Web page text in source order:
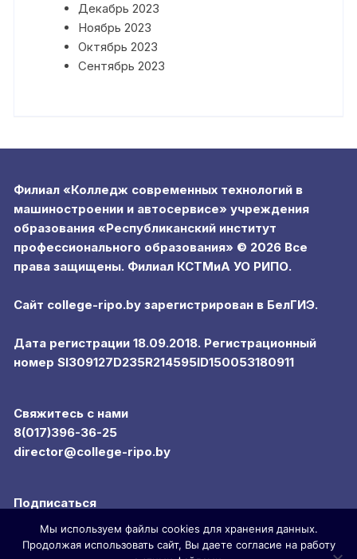
Декабрь 2023
Ноябрь 2023
Октябрь 2023
Сентябрь 2023
Филиал «Колледж современных технологий в
машиностроении и автосервисе» учреждения
образования «Республиканский институт
профессионального образования» © 2026 Все
права защищены. Филиал КСТМиА УО РИПО.
Сайт college-ripo.by зарегистрирован в БелГИЭ.
Дата регистрации 18.09.2018. Регистрационный
номер SI309127D235R214595ID150053180911
Свяжитесь с нами
8(017)396-36-25
director@college-ripo.by
Подписаться
Мы используем файлы cookies для хранения данных.
Продолжая использовать сайт, Вы даете согласие на работу